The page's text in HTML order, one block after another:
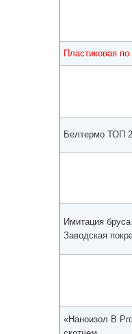
Пластиковая по
Белтермо ТОП
Имитация
Заводская
«Наноизол В